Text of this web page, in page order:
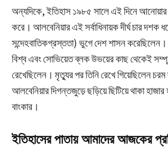
অন্যদিকে, ইতিহাস ১৯৮৫ সালে এই দিনে
করে। আলবেনিয়ার এই সর্বাধিনায়ক দীর্ঘ চার দশক
সন্দেহবাতিকগ্রস্ততা) ভুগে দেশ শাসন করেছিলেন।
বিশ্ব এবং সোভিয়েত ব্লক উভয়ের কাছ থেকেই
রেখেছিলেন। মৃত্যুর পর তিনি রেখে গিয়েছিলেন চরম
আলবেনিয়ার দিগন্তজুড়ে ছড়িয়ে ছিটিয়ে থাকা
বাংকার।
ইতিহাসের পাতায় আমাদের আজকের